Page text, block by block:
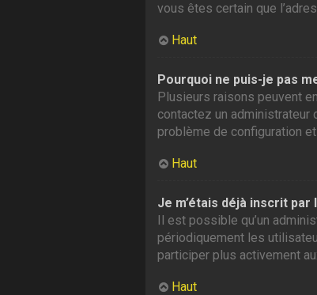
vous êtes certain que
Haut
Pourquoi ne puis-je pas
Plusieurs raisons peuvent
contactez un
problème de configuration
Haut
Je m’étais déjà inscrit
Il est possible qu’un
périodiquement les
participer plus activement
Haut